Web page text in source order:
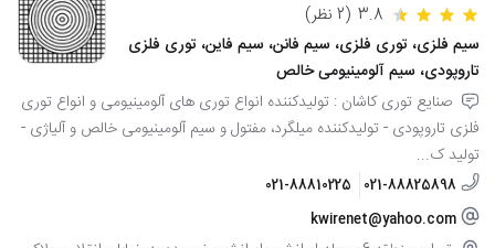
3.8 (2 نظر)
سیم فلزی، توری فلزی، سیم فانن، سیم فاین، توری فلزی
تاروپودی، سیم آلومینیومی خالص
صنایع توری کاشان : تولیدکننده انواع توری های آلومینیومی و انواع توری
فلزی تاروپودی - تولیدکننده میلگرد، مفتول و سیم آلومینیومی خالص و آلیاژی -
تولید ک...
021-88825898
021-88810225
kwirenet@yahoo.com